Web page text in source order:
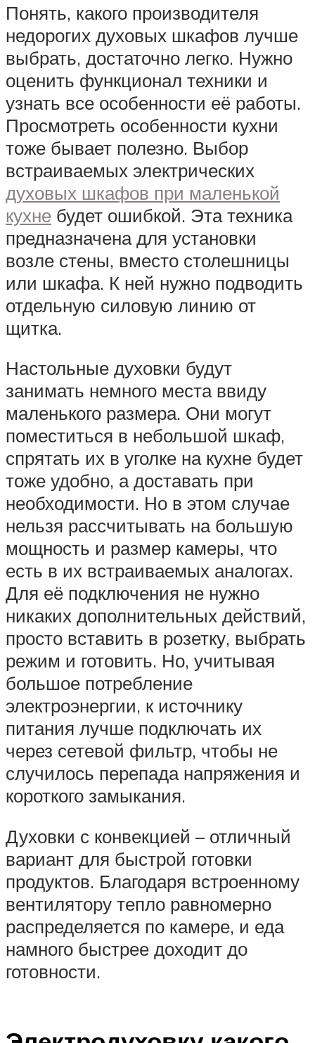
Понять, какого производителя
недорогих духовых шкафов лучше
выбрать, достаточно легко. Нужно
оценить функционал техники и
узнать все особенности её работы.
Просмотреть особенности кухни
тоже бывает полезно. Выбор
встраиваемых электрических
духовых шкафов при маленькой
кухне будет ошибкой. Эта техника
предназначена для установки
возле стены, вместо столешницы
или шкафа. К ней нужно подводить
отдельную силовую линию от
щитка.
Настольные духовки будут
занимать немного места ввиду
маленького размера. Они могут
поместиться в небольшой шкаф,
спрятать их в уголке на кухне будет
тоже удобно, а доставать при
необходимости. Но в этом случае
нельзя рассчитывать на большую
мощность и размер камеры, что
есть в их встраиваемых аналогах.
Для её подключения не нужно
никаких дополнительных действий,
просто вставить в розетку, выбрать
режим и готовить. Но, учитывая
большое потребление
электроэнергии, к источнику
питания лучше подключать их
через сетевой фильтр, чтобы не
случилось перепада напряжения и
короткого замыкания.
Духовки с конвекцией – отличный
вариант для быстрой готовки
продуктов. Благодаря встроенному
вентилятору тепло равномерно
распределяется по камере, и еда
намного быстрее доходит до
готовности.